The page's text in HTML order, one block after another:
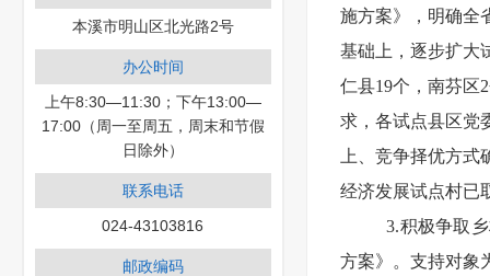
本溪市明山区北光路2号
办公时间
上午8:30—11:30；下午13:00—
17:00（周一至周五，周末和节假
日除外）
联系电话
024-43103816
邮政编码
施方案》，明确全
基础上，逐步扩大
仁县19个，南芬区
求，各试点县区党
上、竞争择优方
经济发展试点村已
3.积极争取
方案》。支持对象